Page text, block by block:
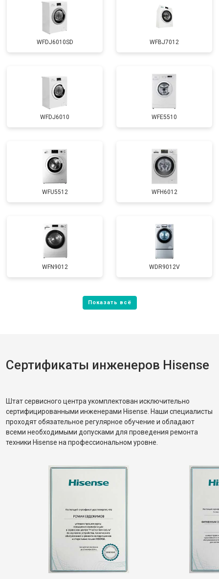
WFDJ6010SD WFBJ7012
WFDJ6010 WFE5510
WFU5512 WFH6012
WFN9012 WDR9012V
Сертификаты инженеров Hisense
Штат сервисного центра укомплектован исключительно
сертифицированными инженерами Hisense. Наши специалисты
проходят обязательное регулярное обучение и обладают
всеми необходимыми допусками для проведения ремонта
техники Hisense на профессиональном уровне.